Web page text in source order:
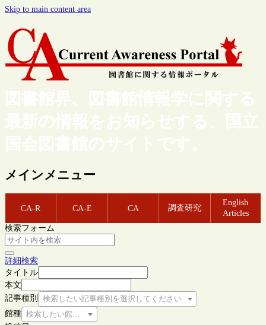
Skip to main content area
図書館界、図書館情報学に関する
最新の情報をお知らせする、国立
国会図書館のサイトです。
メインメニュー
CA-R CA-E CA 調査研究
English
Articles
検索フォーム
詳細検索
タイトル
本文
記事種別
検索したい記事種別を選択してください
館種 検索したい館種を選択してください